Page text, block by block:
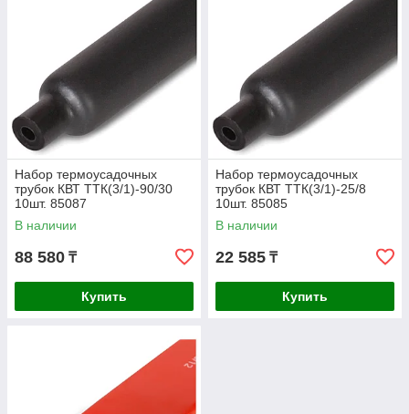
Набор термоусадочных
трубок КВТ ТТК(3/1)-90/30
10шт. 85087
В наличии
88 580 ₸
Купить
Набор термоусадочных
трубок КВТ ТТК(3/1)-25/8
10шт. 85085
В наличии
22 585 ₸
Купить